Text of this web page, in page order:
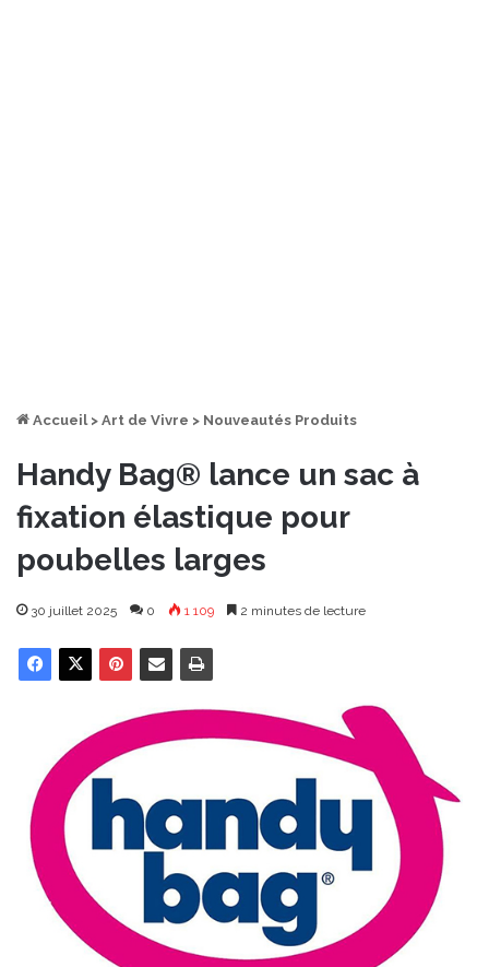
Accueil > Art de Vivre > Nouveautés Produits
Handy Bag® lance un sac à
fixation élastique pour
poubelles larges
30 juillet 2025 0 1 109 2 minutes de lecture